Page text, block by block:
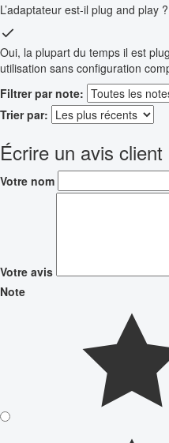
L’adaptateur est-il plug and play ?
Oui, la plupart du temps il est
utilisation sans configuration
Filtrer par note:
Trier par:
Écrire un avis client
Votre nom
Votre avis
Note